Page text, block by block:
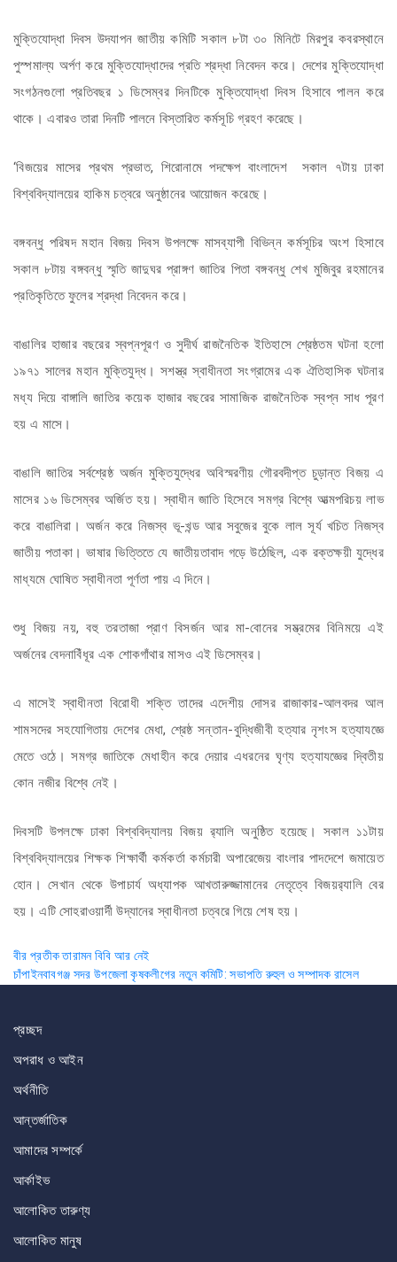
মুক্তিযোদ্ধা দিবস উদযাপন জাতীয় কমিটি সকাল ৮টা ৩০ মিনিটে মিরপুর কবরস্থানে
পুস্পমাল্য অর্পণ করে মুক্তিযোদ্ধাদের প্রতি শ্রদ্ধা নিবেদন করে। দেশের মুক্তিযোদ্ধা
সংগঠনগুলো প্রতিবছর ১ ডিসেম্বর দিনটিকে মুক্তিযোদ্ধা দিবস হিসাবে পালন করে
থাকে। এবারও তারা দিনটি পালনে বিস্তারিত কর্মসূচি গ্রহণ করেছে।
‘বিজয়ের মাসের প্রথম প্রভাত, শিরোনামে পদক্ষেপ বাংলাদেশ সকাল ৭টায় ঢাকা
বিশ্ববিদ্যালয়ের হাকিম চত্বরে অনুষ্ঠানের আয়োজন করেছে।
বঙ্গবন্ধু পরিষদ মহান বিজয় দিবস উপলক্ষে মাসব্যাপী বিভিন্ন কর্মসূচির অংশ হিসাবে
সকাল ৮টায় বঙ্গবন্ধু স্মৃতি জাদুঘর প্রাঙ্গণ জাতির পিতা বঙ্গবন্ধু শেখ মুজিবুর রহমানের
প্রতিকৃতিতে ফুলের শ্রদ্ধা নিবেদন করে।
বাঙালির হাজার বছরের স্বপ্নপূরণ ও সুদীর্ঘ রাজনৈতিক ইতিহাসে শ্রেষ্ঠতম ঘটনা হলো
১৯৭১ সালের মহান মুক্তিযুদ্ধ। সশস্ত্র স্বাধীনতা সংগ্রামের এক ঐতিহাসিক ঘটনার
মধ্য দিয়ে বাঙ্গালি জাতির কয়েক হাজার বছরের সামাজিক রাজনৈতিক স্বপ্ন সাধ পূরণ
হয় এ মাসে।
বাঙালি জাতির সর্বশ্রেষ্ঠ অর্জন মুক্তিযুদ্ধের অবিস্মরণীয় গৌরবদীপ্ত চুড়ান্ত বিজয় এ
মাসের ১৬ ডিসেম্বর অর্জিত হয়। স্বাধীন জাতি হিসেবে সমগ্র বিশ্বে আত্মপরিচয় লাভ
করে বাঙালিরা। অর্জন করে নিজস্ব ভূ-খন্ড আর সবুজের বুকে লাল সূর্য খচিত নিজস্ব
জাতীয় পতাকা। ভাষার ভিত্তিতে যে জাতীয়তাবাদ গড়ে উঠেছিল, এক রক্তক্ষয়ী যুদ্ধের
মাধ্যমে ঘোষিত স্বাধীনতা পূর্ণতা পায় এ দিনে।
শুধু বিজয় নয়, বহু তরতাজা প্রাণ বিসর্জন আর মা-বোনের সম্ভ্রমের বিনিময়ে এই
অর্জনের বেদনাবিঁধূর এক শোকগাঁথার মাসও এই ডিসেম্বর।
এ মাসেই স্বাধীনতা বিরোধী শক্তি তাদের এদেশীয় দোসর রাজাকার-আলবদর আল
শামসদের সহযোগিতায় দেশের মেধা, শ্রেষ্ঠ সন্তান-বুদ্ধিজীবী হত্যার নৃশংস হত্যাযজ্ঞে
মেতে ওঠে। সমগ্র জাতিকে মেধাহীন করে দেয়ার এধরনের ঘৃণ্য হত্যাযজ্ঞের দ্বিতীয়
কোন নজীর বিশ্বে নেই।
দিবসটি উপলক্ষে ঢাকা বিশ্ববিদ্যালয় বিজয় র‌্যালি অনুষ্ঠিত হয়েছে। সকাল ১১টায়
বিশ্ববিদ্যালয়ের শিক্ষক শিক্ষার্থী কর্মকর্তা কর্মচারী অপারেজেয় বাংলার পাদদেশে জমায়েত
হোন। সেখান থেকে উপাচার্য অধ্যাপক আখতারুজ্জামানের নেতৃত্বে বিজয়র‌্যালি বের
হয়। এটি সোহরাওয়ার্দী উদ্যানের স্বাধীনতা চত্বরে গিয়ে শেষ হয়।
Post
navigation
বীর প্রতীক তারামন বিবি আর নেই
চাঁপাইনবাবগঞ্জ সদর উপজেলা কৃষকলীগের নতুন কমিটি: সভাপতি রুহুল ও সম্পাদক রাসেল
প্রচ্ছদ
অপরাধ ও আইন
অর্থনীতি
আন্তর্জাতিক
আমাদের সম্পর্কে
আর্কাইভ
আলোকিত তারুণ্য
আলোকিত মানুষ